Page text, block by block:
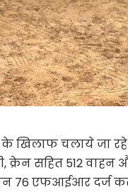
खिलाफ चलाये जा
क्रेन सहित 512
76 एफआईआर दर्ज